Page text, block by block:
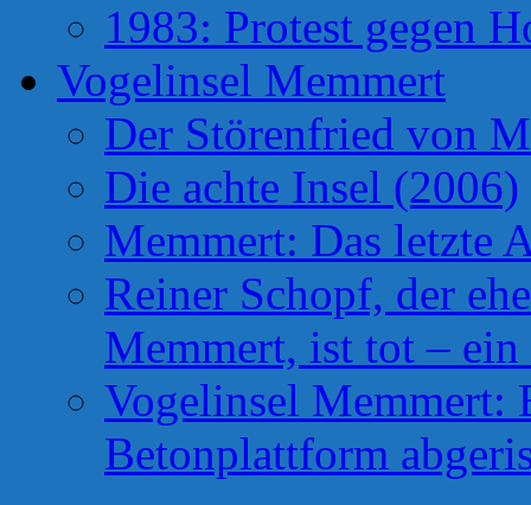
1983: Protest gegen
Vogelinsel Memmert
Der Störenfried von
Die achte Insel (2006)
Memmert: Das letzte
Reiner Schopf, der
Memmert, ist tot –
Vogelinsel Memmert:
Betonplattform